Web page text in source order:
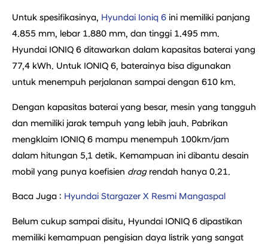
Untuk spesifikasinya, Hyundai Ioniq 6 ini memiliki panjang
4.855 mm, lebar 1.880 mm, dan tinggi 1.495 mm.
Hyundai IONIQ 6 ditawarkan dalam kapasitas baterai yang
77,4 kWh. Untuk IONIQ 6, baterainya bisa digunakan
untuk menempuh perjalanan sampai dengan 610 km.
Dengan kapasitas baterai yang besar, mesin yang tangguh
dan memiliki jarak tempuh yang lebih jauh. Pabrikan
mengklaim IONIQ 6 mampu menempuh 100km/jam
dalam hitungan 5,1 detik. Kemampuan ini dibantu desain
mobil yang punya koefisien dragrendah hanya 0.21.
Baca Juga : Hyundai Stargazer X Resmi Mangaspal
Belum cukup sampai disitu, Hyundai IONIQ 6 dipastikan
memiliki kemampuan pengisian daya listrik yang sangat